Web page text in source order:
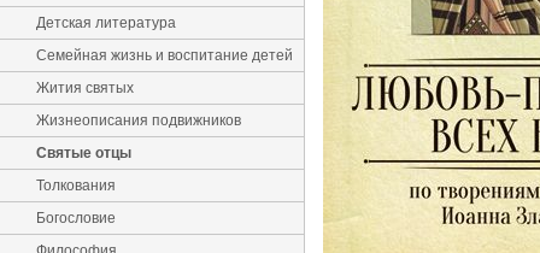
Детская литература
Семейная жизнь и воспитание детей
Жития святых
Жизнеописания подвижников
Святые отцы
Толкования
Богословие